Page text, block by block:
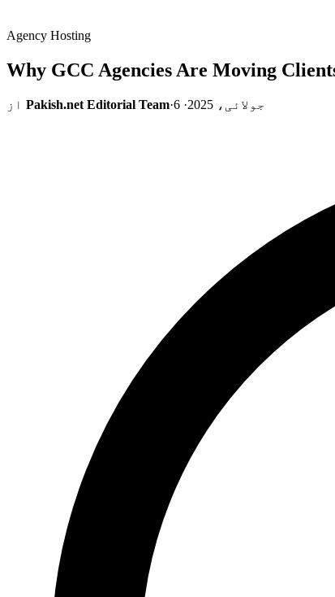
Agency Hosting
Why GCC Agencies Are Moving
از Pakish.net Editorial Team· 6 جولائی، 2025 ·